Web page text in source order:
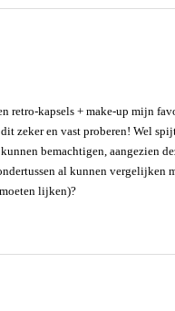
retro-kapsels + make-up mijn
zeker en vast proberen! Wel
bemachtigen, aangezien
al kunnen vergelijken
lijken)?